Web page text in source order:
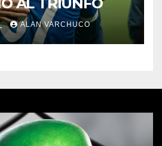
ALAN VARCHUCO